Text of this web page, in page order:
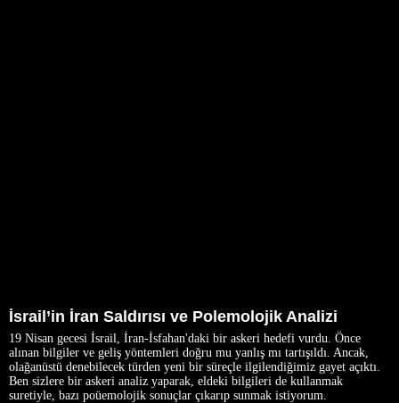
İsrail’in İran Saldırısı ve Polemolojik Analizi
19 Nisan gecesi İsrail, İran-İsfahan'daki bir askeri hedefi vurdu. Önce
alınan bilgiler ve geliş yöntemleri doğru mu yanlış mı tartışıldı. Ancak,
olağanüstü denebilecek türden yeni bir süreçle ilgilendiğimiz gayet açıktı.
Ben sizlere bir askeri analiz yaparak, eldeki bilgileri de kullanmak
suretiyle, bazı poüemolojik sonuçlar çıkarıp sunmak istiyorum.